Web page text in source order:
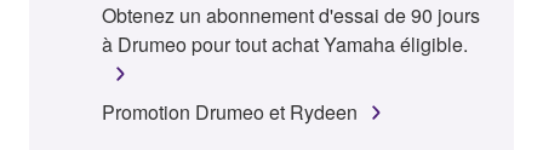
Obtenez un abonnement d'essai de 90 jours
à Drumeo pour tout achat Yamaha éligible.
Promotion Drumeo et Rydeen